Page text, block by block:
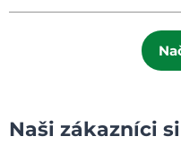
Naši zákazníci